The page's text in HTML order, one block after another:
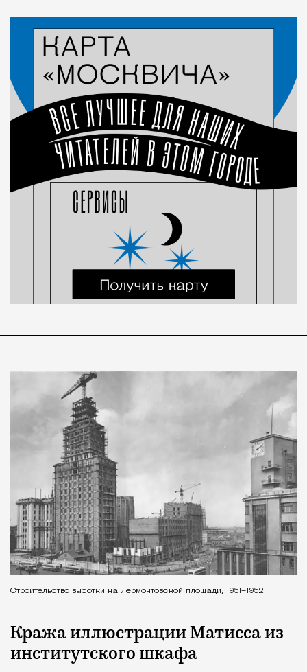
Строительство высотки на Лермонтовской площади, 1951–1952
Кража иллюстрации Матисса из
институтского шкафа